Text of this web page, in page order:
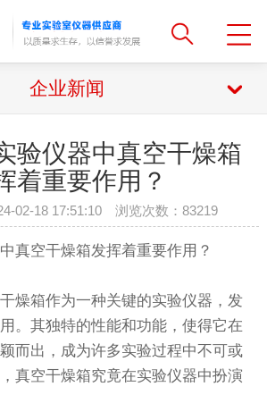
企业新闻
验仪器中真空干燥箱
着重要作用？
02-18 17:51:10 浏览次数：83219
真空干燥箱发挥着重要作用？
燥箱作为一种关键的实验仪器，发
。其独特的性能和功能，使得它在
而出，成为许多实验过程中不可或
真空干燥箱究竟在实验仪器中扮演